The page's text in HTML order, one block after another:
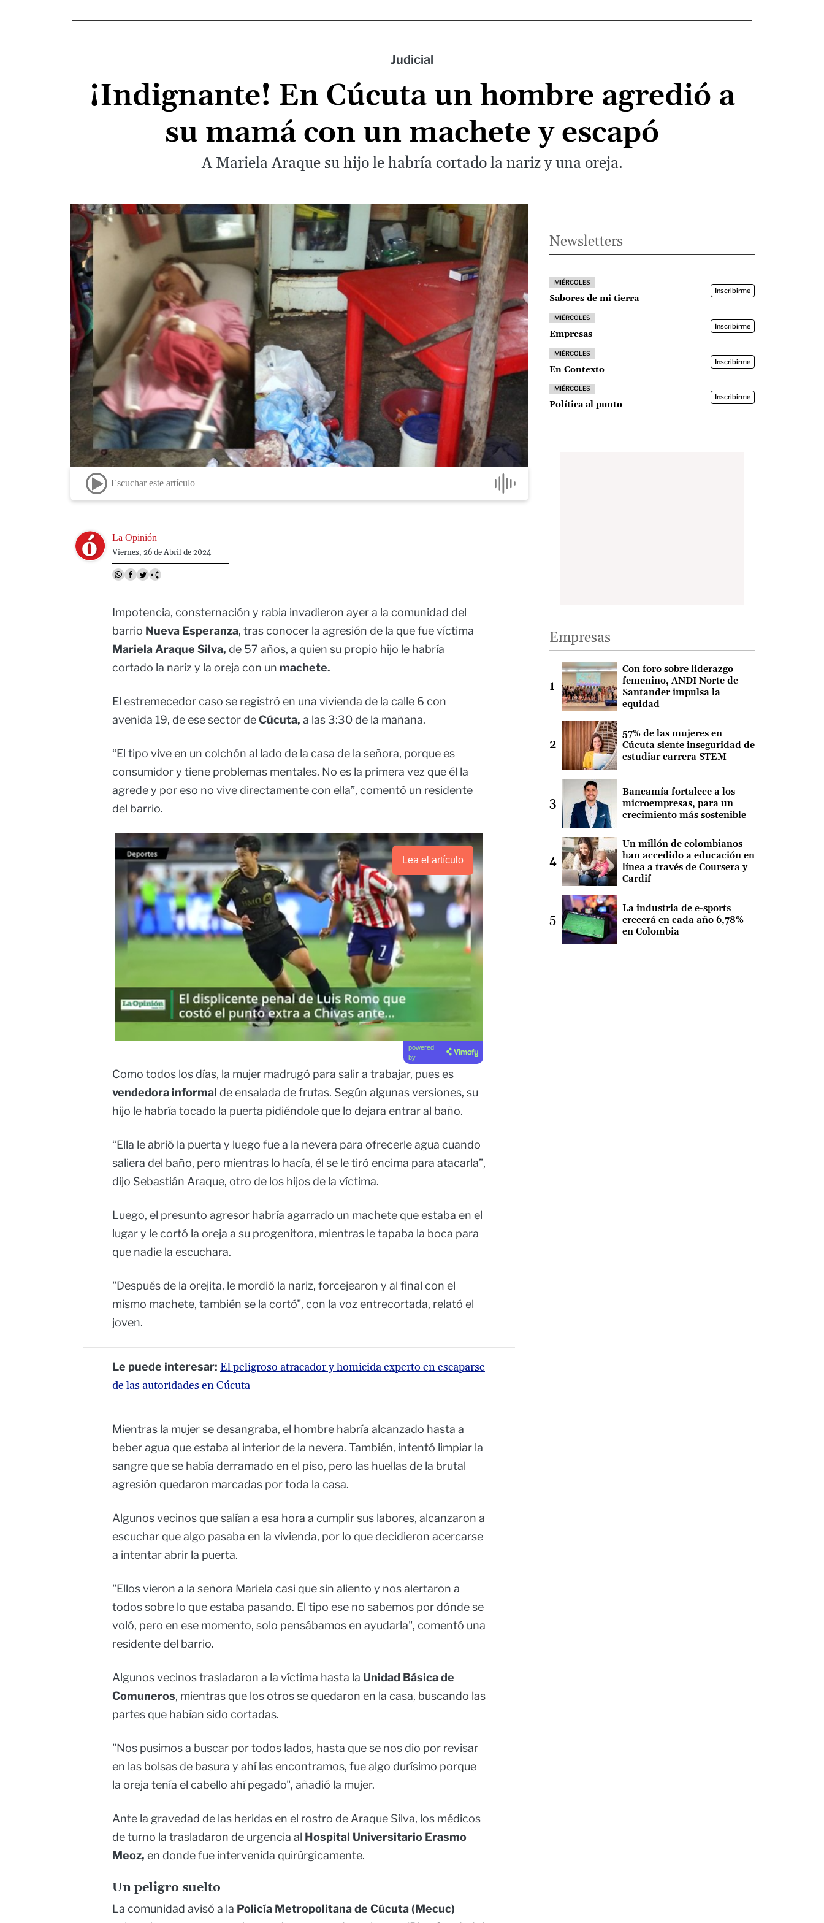
Judicial
¡Indignante! En Cúcuta un hombre agredió a
su mamá con un machete y escapó
A Mariela Araque su hijo le habría cortado la nariz y una oreja.
Escuchar este artículo
Image La Opinión
Viernes, 26 de Abril de 2024
Impotencia, consternación y rabia invadieron ayer a la comunidad del
barrio Nueva Esperanza, tras conocer la agresión de la que fue víctima
Mariela Araque Silva, de 57 años, a quien su propio hijo le habría
cortado la nariz y la oreja con un machete.
El estremecedor caso se registró en una vivienda de la calle 6 con
avenida 19, de ese sector deCúcuta, a las 3:30 de la mañana.
“El tipo vive en un colchón al lado de la casa de la señora, porque es
consumidor y tiene problemas mentales. No es la primera vez que él la
agrede y por eso no vive directamente con ella”, comentó un residente
del barrio.
Lea el artículo
powered
by
Como todos los días, la mujer madrugó para salir a trabajar, pues es
vendedora informal de ensalada de frutas. Según algunas versiones, su
hijo le habría tocado la puerta pidiéndole que lo dejara entrar al baño.
“Ella le abrió la puerta y luego fue a la nevera para ofrecerle agua cuando
saliera del baño, pero mientras lo hacía, él se le tiró encima para atacarla”,
dijo Sebastián Araque, otro de los hijos de la víctima.
Luego, el presunto agresor habría agarrado un machete que estaba en el
lugar y le cortó la oreja a su progenitora, mientras le tapaba la boca para
que nadie la escuchara.
"Después de la orejita, le mordió la nariz, forcejearon y al final con el
mismo machete, también se la cortó", con la voz entrecortada, relató el
joven.
Le puede interesar: El peligroso atracador y homicida experto en escaparse
de las autoridades en Cúcuta
Mientras la mujer se desangraba, el hombre habría alcanzado hasta a
beber agua que estaba al interior de la nevera. También, intentó limpiar la
sangre que se había derramado en el piso, pero las huellas de la brutal
agresión quedaron marcadas por toda la casa.
Algunos vecinos que salían a esa hora a cumplir sus labores, alcanzaron a
escuchar que algo pasaba en la vivienda, por lo que decidieron acercarse
a intentar abrir la puerta.
"Ellos vieron a la señora Mariela casi que sin aliento y nos alertaron a
todos sobre lo que estaba pasando. El tipo ese no sabemos por dónde se
voló, pero en ese momento, solo pensábamos en ayudarla", comentó una
residente del barrio.
Algunos vecinos trasladaron a la víctima hasta la Unidad Básica de
Comuneros, mientras que los otros se quedaron en la casa, buscando las
partes que habían sido cortadas.
"Nos pusimos a buscar por todos lados, hasta que se nos dio por revisar
en las bolsas de basura y ahí las encontramos, fue algo durísimo porque
la oreja tenía el cabello ahí pegado", añadió la mujer.
Ante la gravedad de las heridas en el rostro de Araque Silva, los médicos
de turno la trasladaron de urgencia al Hospital Universitario Erasmo
Meoz, en donde fue intervenida quirúrgicamente.
Un peligro suelto
La comunidad avisó a la Policía Metropolitana de Cúcuta (Mecuc)
Newsletters
MIÉRCOLES
Sabores de mi tierra
Inscribirme
MIÉRCOLES
Empresas
Inscribirme
MIÉRCOLES
En Contexto
Inscribirme
MIÉRCOLES
Política al punto
Inscribirme
Empresas
Con foro sobre liderazgo
femenino, ANDI Norte de
Santander impulsa la
equidad
57% de las mujeres en
Cúcuta siente inseguridad de
estudiar carrera STEM
Bancamía fortalece a los
microempresas, para un
crecimiento más sostenible
Un millón de colombianos
han accedido a educación en
línea a través de Coursera y
Cardif
La industria de e-sports
crecerá en cada año 6,78%
en Colombia